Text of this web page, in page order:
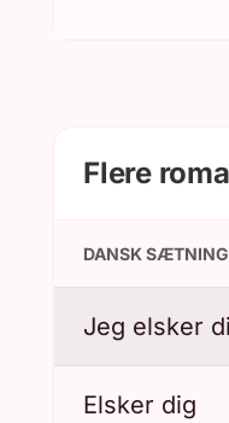
Flere
DANSK SÆTNING
Jeg elsker
Elsker dig